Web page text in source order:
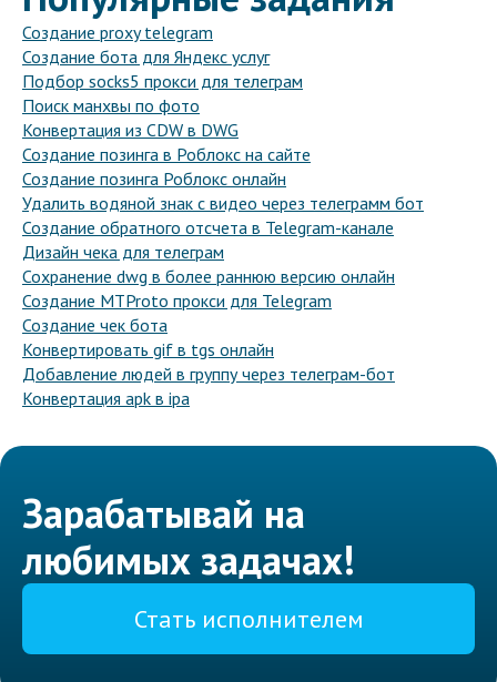
Создание proxy telegram
Создание бота для Яндекс услуг
Подбор socks5 прокси для телеграм
Поиск манхвы по фото
Конвертация из CDW в DWG
Создание позинга в Роблокс на сайте
Создание позинга Роблокс онлайн
Удалить водяной знак с видео через телеграмм бот
Создание обратного отсчета в Telegram-канале
Дизайн чека для телеграм
Сохранение dwg в более раннюю версию онлайн
Создание MTProto прокси для Telegram
Создание чек бота
Конвертировать gif в tgs онлайн
Добавление людей в группу через телеграм-бот
Конвертация apk в ipa
Зарабатывай на
любимых задачах!
Стать исполнителем